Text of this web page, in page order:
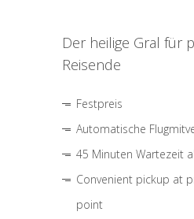
Der heilige Gral für
Reisende
Festpreis
Automatische
45 Minuten Wartezeit
Convenient pickup at
point